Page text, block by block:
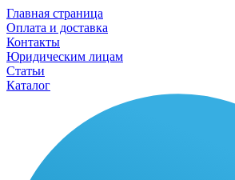
Главная страница
Оплата и доставка
Контакты
Юридическим лицам
Статьи
Каталог